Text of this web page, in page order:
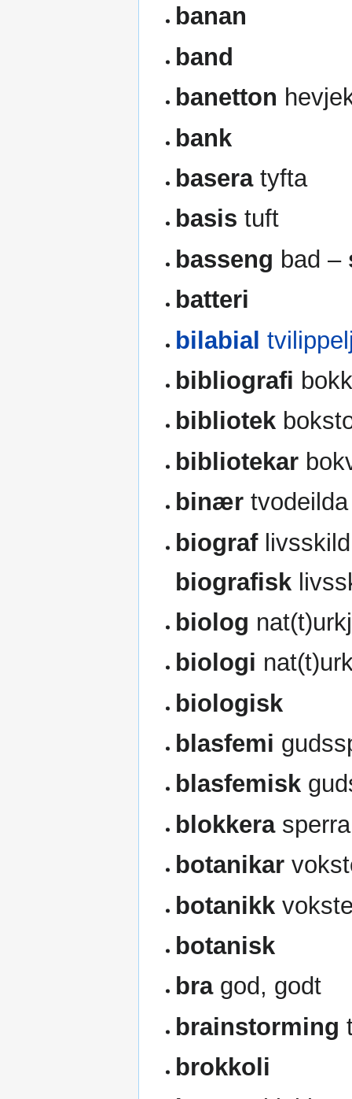
banan
band
banetton
bank
baseratyfta
basis tuft
basseng bad –
batteri
bilabial
bibliografi
bibliotek
bibliotekar
binær tvodeilda
biograf
biografisk
biolog
biologi
biologisk
blasfemi
blasfemisk
blokkerasperra
botanikar
botanikk
botanisk
bragod, godt
brainstorming
brokkoli